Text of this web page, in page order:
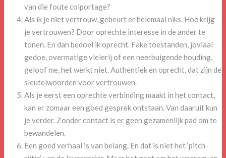
van die foute colportage?
Als ik je niet vertrouw, gebeurt er helemaal niks. Hoe krijg
je vertrouwen? Door oprechte interesse in de ander te
tonen. En dan bedoel ik oprecht. Fake toestanden, joviaal
gedoe, overmatige vleierij of een neerbuigende houding,
geloof me, het werkt niet. Authentiek en oprecht, dat zijn de
sleutelwoorden voor vertrouwen.
Als je eerst een oprechte verbinding maakt in het contact,
kan er zomaar een goed gesprek ontstaan. Van daaruit kun
je verder. Zonder contact is er geen gezamenlijk pad om te
bewandelen.
Een goed verhaal is van belang. En dat is niet het ‘pitch-